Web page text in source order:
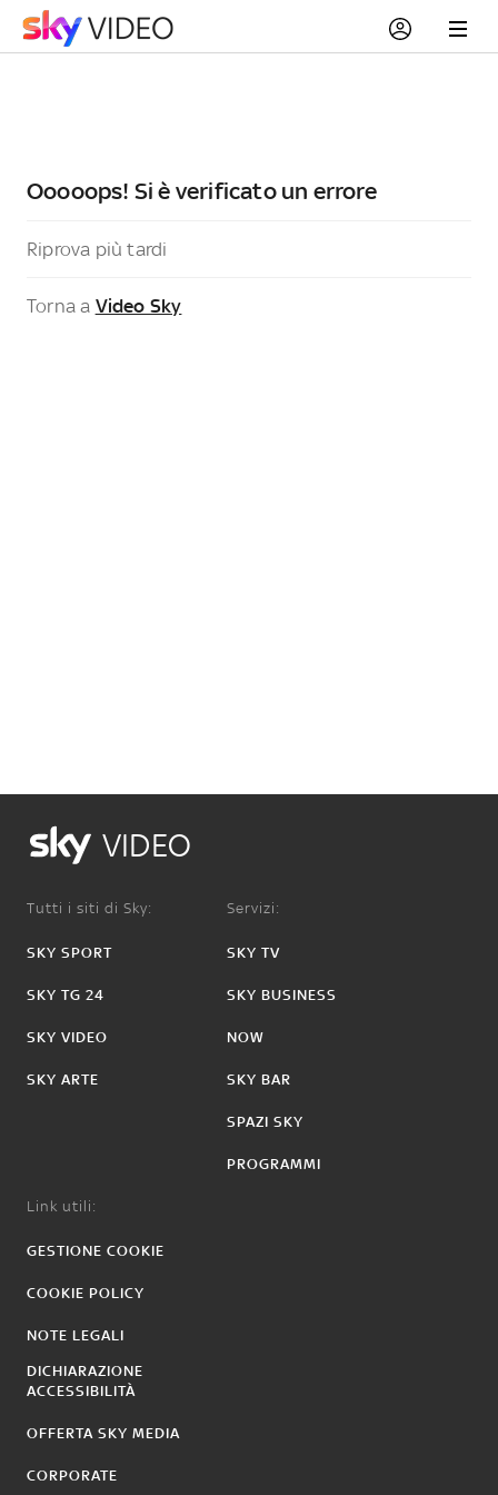
Ooooops! Si è verificato un errore
Riprova più tardi
Torna a Video Sky
VIDEO
Tutti i siti di Sky:
SKY SPORT
SKY TG 24
SKY VIDEO
SKY ARTE
Servizi:
SKY TV
SKY BUSINESS
NOW
SKY BAR
SPAZI SKY
PROGRAMMI
Link utili:
GESTIONE COOKIE
COOKIE POLICY
NOTE LEGALI
DICHIARAZIONE
ACCESSIBILITÀ
OFFERTA SKY MEDIA
CORPORATE